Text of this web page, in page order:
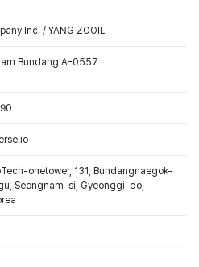
Inc. / YANG ZOOIL
Bundang A-0557
onetower, 131, Bundangnaegok-
Seongnam-si, Gyeonggi-do,